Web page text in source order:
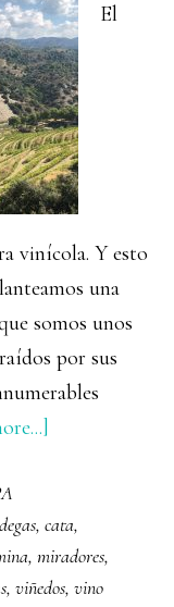
El
vinícola. Y esto
una
somos unos
por sus
y
hacer
en
, cata,
, miradores,
, viñedos, vino